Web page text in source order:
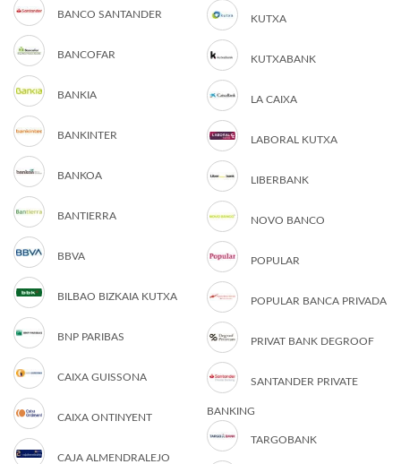
BANCO SANTANDER
BANCOFAR
BANKIA
BANKINTER
BANKOA
BANTIERRA
BBVA
BILBAO BIZKAIA KUTXA
BNP PARIBAS
CAIXA GUISSONA
CAIXA ONTINYENT
CAJA ALMENDRALEJO
KUTXA
KUTXABANK
LA CAIXA
LABORAL KUTXA
LIBERBANK
NOVO BANCO
POPULAR
POPULAR BANCA PRIVADA
PRIVAT BANK DEGROOF
SANTANDER PRIVATE
BANKING
TARGOBANK